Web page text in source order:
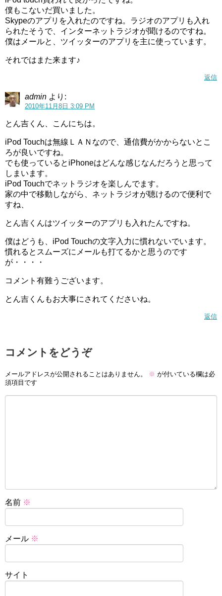
僕もこないだ買いました。
Skypeのアプリを入れたのですね。ラジオのアプリも入れ
られたそうで、インターネットラジオが聞けるのですね。
僕はメールと、ツイッターのアプリを主に使っています。
それではまた来ます♪
返信
admin より:
2010年11月8日 3:09 PM
とん吉くん、こんにちは。
iPod Touchは無線ＬＡＮなので、通信費がかからないとこ
ろが良いですね。
でも使っているとiPhoneはどんな感じなんだろうと思って
しまいます。
iPod Touchでネットラジオを楽しんでます。
家の中で移動しながら、ネットラジオが聴けるので便利で
すね、
とん吉くんはツイッターのアプリも入れたんですね。
僕はどうも、iPod Touchの文字入力に慣れないでいます。
慣れるとスムーズにメールも打てるかと思うのです
が・・・・
コメント有難うございます。
とん吉くんもお大事にされてくださいね。
返信
コメントをどうぞ
メールアドレスが公開されることはありません。 ※ が付いている欄は必
須項目です
名前 ※
メール ※
サイト